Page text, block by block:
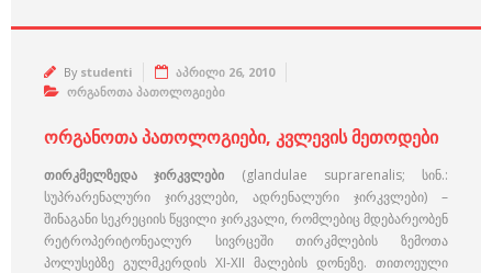
By studenti
აპრილი 26, 2010
ორგანოთა პათოლოგიები
ორგანოთა პათოლოგიები, კვლევის მეთოდები
თირკმელზედა ჯირკვლები (glandulae suprarenalis; სინ.:
სუპრარენალური ჯირკვლები, ადრენალური ჯირკვლები) –
შინაგანი სეკრეციის წყვილი ჯირკვალი, რომლებიც მდებარეობენ
რეტროპერიტონეალურ სივრცეში თირკმლების ზემოთა
პოლუსებზე გულმკერდის XI-XII მალების დონეზე. თითოეული